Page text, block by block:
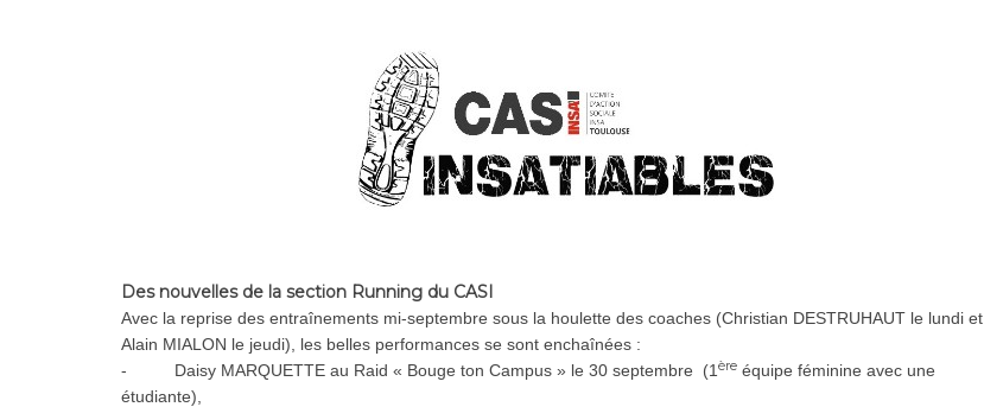
Des nouvelles de la section Running du CASI
Avec la reprise des entraînements mi-septembre sous la houlette des coaches (Christian DESTRUHAUT le lundi et
Alain MIALON le jeudi), les belles performances se sont enchaînées :
- Daisy MARQUETTE au Raid « Bouge ton Campus » le 30 septembre (1 ère équipe féminine avec une
étudiante),